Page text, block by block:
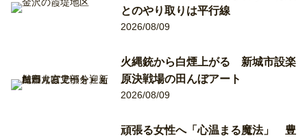
とのやり取りは平行線
2026/08/09
火縄銃から白煙上がる 新城市設楽
原決戦場の田んぼアート
2026/08/09
頑張る女性へ「心温まる魔法」 豊